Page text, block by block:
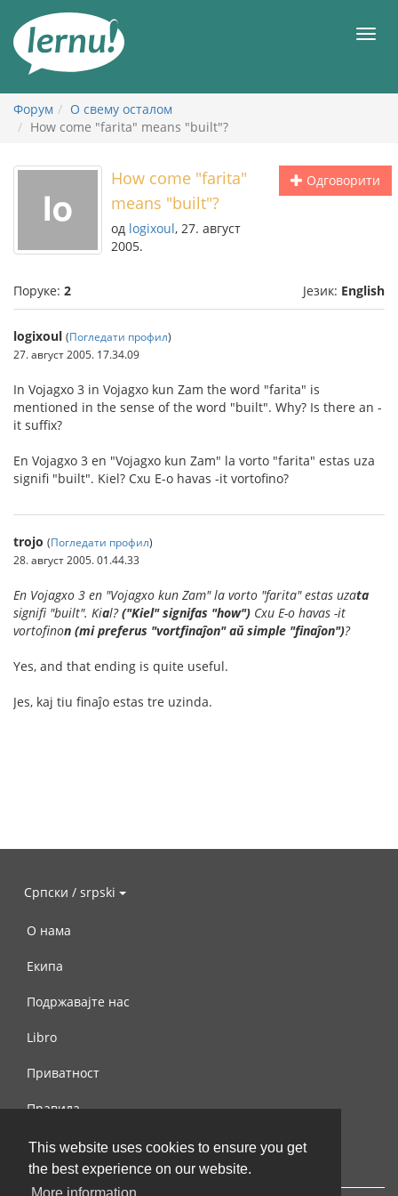
This website uses cookies to ensure you get
the best experience on our website.
садржају
Форум
О свему осталом
How come "farita" means "built"?
Одговорити
How come "farita"
means "built"?
од logixoul, 27. август
2005.
Поруке: 2 Језик: English
logixoul (Погледати профил)
27. август 2005. 17.34.09
In Vojagxo 3 in Vojagxo kun Zam the word "farita" is
mentioned in the sense of the word "built". Why? Is there an -
it suffix?
En Vojagxo 3 en "Vojagxo kun Zam" la vorto "farita" estas uza
signifi "built". Kiel? Cxu E-o havas -it vortofino?
trojo (Погледати профил)
28. август 2005. 01.44.33
En Vojagxo 3 en "Vojagxo kun Zam" la vorto "farita" estas uzata
signifi "built". Kial?("Kiel" signifas "how") Cxu E-o havas -it
vortofinon (mi preferus "vortfinaĵon" aŭ simple "finaĵon")?
Yes, and that ending is quite useful.
Jes, kaj tiu finaĵo estas tre uzinda.
Српски / srpski
О нама
Екипа
Подржавајте нас
Libro
Приватност
Правила
Контактирајте нас